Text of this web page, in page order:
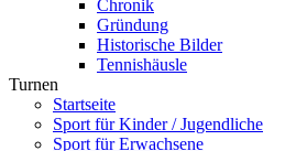
Chronik
Gründung
Historische Bilder
Tennishäusle
Turnen
Startseite
Sport für Kinder / Jugendliche
Sport für Erwachsene